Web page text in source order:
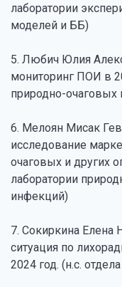
лаборатории
моделей и ББ)
5. Любич Юлия
мониторинг ПОИ в
природно-
6. Мелоян Мисак
исследование
очаговых и других
лаборатории
инфекций)
7. Сокиркина Елена
ситуация по
2024 год. (н.с.